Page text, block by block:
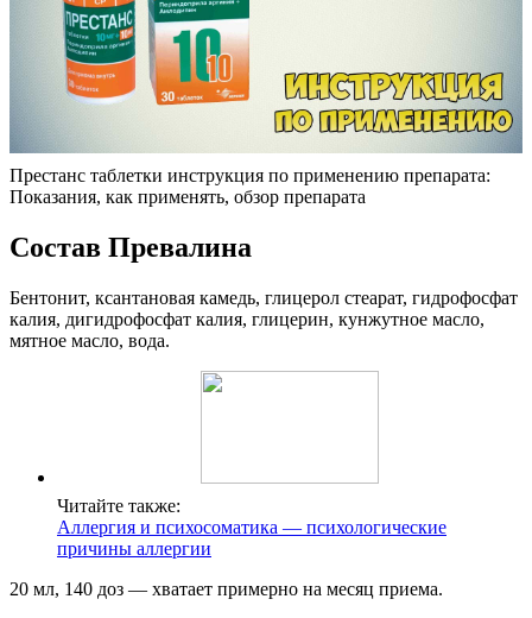
Престанс таблетки инструкция по применению препарата:
Показания, как применять, обзор препарата
Состав Превалина
Бентонит, ксантановая камедь, глицерол стеарат, гидрофосфат
калия, дигидрофосфат калия, глицерин, кунжутное масло,
мятное масло, вода.
Читайте также:
Аллергия и психосоматика — психологические
причины аллергии
20 мл, 140 доз — хватает примерно на месяц приема.